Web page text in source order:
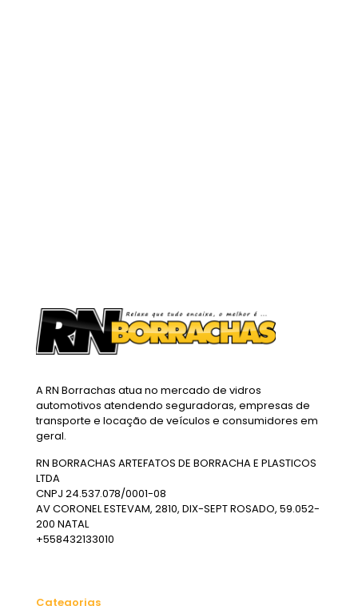
A RN Borrachas atua no mercado de vidros
automotivos atendendo seguradoras, empresas de
transporte e locação de veículos e consumidores em
geral.
RN BORRACHAS ARTEFATOS DE BORRACHA E PLASTICOS
LTDA
CNPJ 24.537.078/0001-08
AV CORONEL ESTEVAM, 2810, DIX-SEPT ROSADO, 59.052-
200 NATAL
+558432133010
Categorias